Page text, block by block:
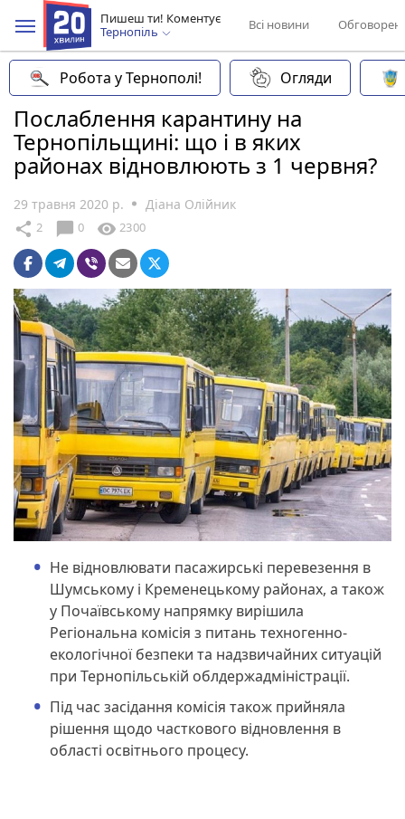
Пишеш ти! Коментує
Тернопіль
Всі новини
Робота у Тернополі! Огляди
Послаблення карантину на
Тернопільщині: що і в яких
районах відновлюють з 1 червня?
29 травня 2020 р. Діана Олійник
share 2 chat_bubble 0 visibility 2300
Не відновлювати пасажирські перевезення в
Шумському і Кременецькому районах, а також
у Почаївському напрямку вирішила
Регіональна комісія з питань техногенно-
екологічної безпеки та надзвичайних ситуацій
при Тернопільській облдержадміністрації.
Під час засідання комісія також прийняла
рішення щодо часткового відновлення в
області освітнього процесу.